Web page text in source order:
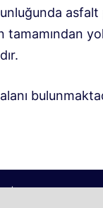
tamamından